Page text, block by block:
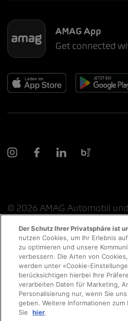
Auto
AMAG App
Get connected
© 2026 AMAG Automobil
Datenschutzerklärung
Rechtliche Hinweise Online-
Cookie-Richtlinie
Der Schutz Ihrer Privatsphäre ist
nutzen Cookies, um Ihr Erlebnis
zu optimieren und unsere
verbessern. Die Arten von
werden unter «Cookie-
berücksichtigen hierbei Ihre
verarbeiten Daten für Marketing,
Personalisierung nur, wenn Sie
geben. Weitere Informationen
Sie
hier.